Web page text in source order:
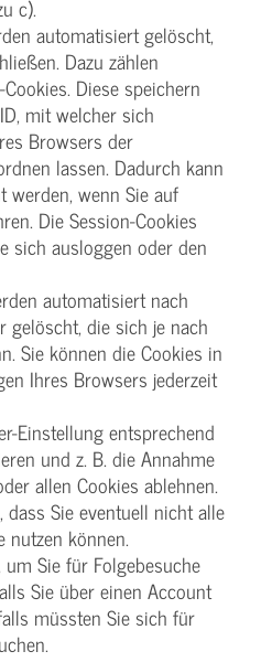
c).
automatisiert gelöscht,
Dazu zählen
Diese speichern
mit welcher sich
Browsers der
lassen. Dadurch kann
werden, wenn Sie auf
Die Session-Cookies
sich ausloggen oder den
automatisiert nach
gelöscht, die sich je nach
Sie können die Cookies in
Ihres Browsers jederzeit
Einstellung entsprechend
und z. B. die Annahme
allen Cookies ablehnen.
Sie eventuell nicht alle
nutzen können.
Sie für Folgebesuche
Sie über einen Account
müssten Sie sich für